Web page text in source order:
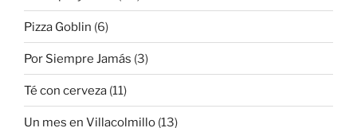
Pizza Goblin (6)
Por Siempre Jamás (3)
Té con cerveza (11)
Un mes en Villacolmillo (13)